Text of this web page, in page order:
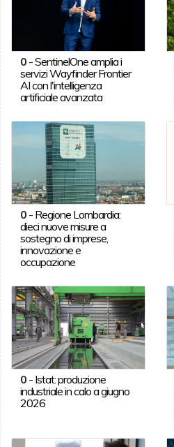
0-SentinelOne amplia i
servizi Wayfinder Frontier
AI con l'intelligenza
artificiale avanzata
0- Regione Lombardia:
dieci nuove misure a
sostegno di imprese,
innovazione e
occupazione
0- Istat: produzione
industriale in calo a giugno
2026